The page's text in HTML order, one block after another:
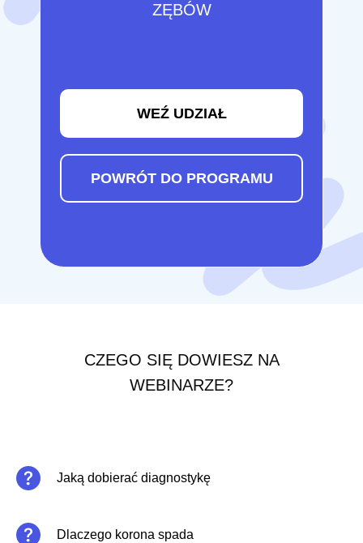
ZĘBÓW
WEŹ UDZIAŁ
POWRÓT DO PROGRAMU
CZEGO SIĘ DOWIESZ NA
WEBINARZE?
Jaką dobierać diagnostykę
Dlaczego korona spada